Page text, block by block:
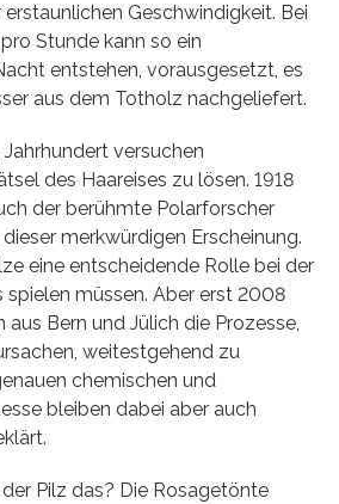
Geschwindigkeit. Bei
Stunde kann so ein
entstehen, vorausgesetzt, es
aus dem Totholz nachgeliefert.
versuchen
des Haareises zu lösen. 1918
der berühmte Polarforscher
merkwürdigen Erscheinung.
eine entscheidende Rolle bei der
spielen müssen. Aber erst 2008
aus Bern und Jülich die Prozesse,
weitestgehend zu
chemischen und
bleiben dabei aber auch
Pilz das? Die Rosagetönte